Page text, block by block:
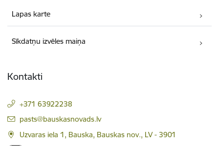
Lapas karte
Sīkdatņu izvēles maiņa
Kontakti
+371 63922238
E-pasts:
pasts@bauskasnovads.lv
Uzvaras iela 1, Bauska, Bauskas nov., LV - 3901